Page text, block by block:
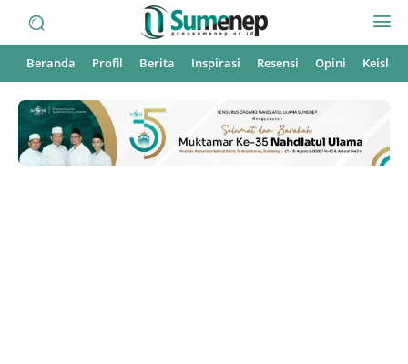
Beranda Profil Berita Inspirasi Resensi Opini